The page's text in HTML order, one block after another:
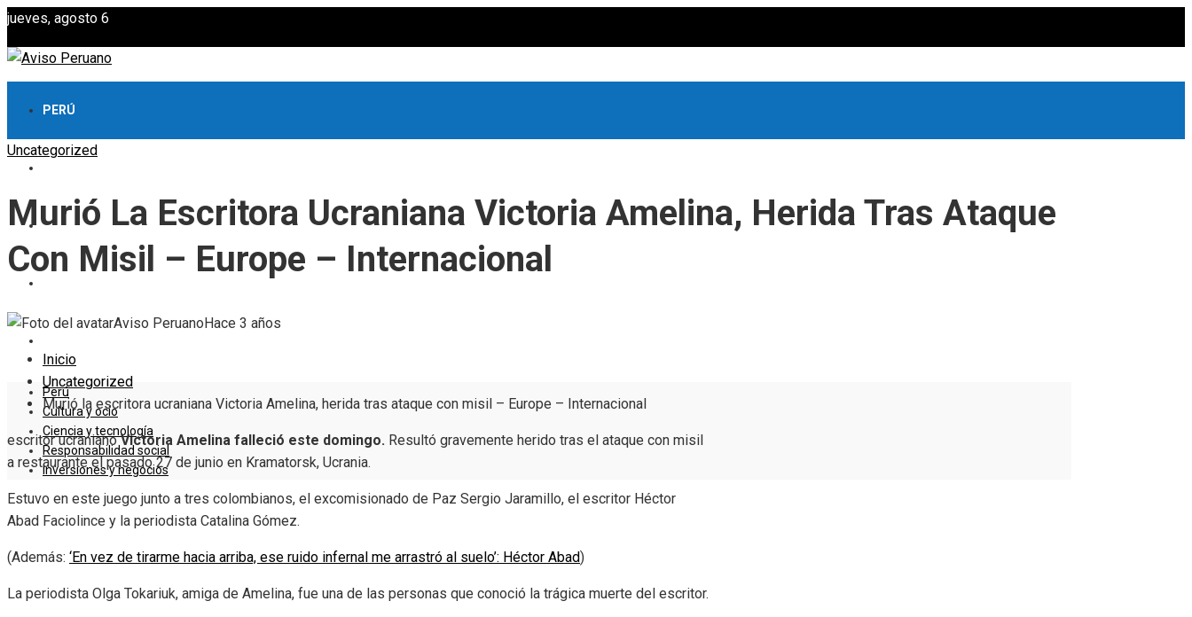
jueves, agosto 6
PERÚ
CIENCIA Y TECNOLOGÍA
Perú
Cultura y ocio
Ciencia y tecnología
Responsabilidad social
Inversiones y negocios
Uncategorized
Murió La Escritora Ucraniana Victoria Amelina, Herida Tras Ataque
Con Misil – Europe – Internacional
Aviso Peruano Hace 3 años
Inicio
Uncategorized
Murió la escritora ucraniana Victoria Amelina, herida tras ataque con misil – Europe – Internacional
escritor ucranianoVictoria Amelina falleció este domingo. Resultó gravemente herido tras el ataque con misil
a restaurante el pasado 27 de junio en Kramatorsk, Ucrania.
Estuvo en este juego junto a tres colombianos, el excomisionado de Paz Sergio Jaramillo, el escritor Héctor
Abad Faciolince y la periodista Catalina Gómez.
(Además: ‘En vez de tirarme hacia arriba, ese ruido infernal me arrastró al suelo’: Héctor Abad)
La periodista Olga Tokariuk, amiga de Amelina, fue una de las personas que conoció la trágica muerte del escritor.